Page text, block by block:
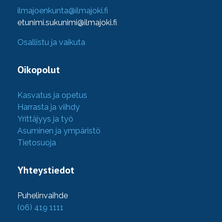
ilmajoenkunta@ilmajoki.fi
etunimi.sukunimi@ilmajoki.fi
Osallistu ja vaikuta
Oikopolut
Kasvatus ja opetus
Harrasta ja viihdy
Yrittäjyys ja työ
Asuminen ja ympäristö
Tietosuoja
Yhteystiedot
Puhelinvaihde
(06) 419 1111